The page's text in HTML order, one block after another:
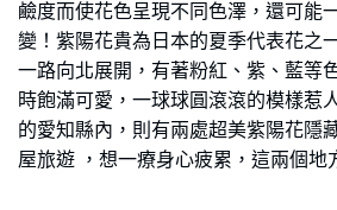
鹼度而使花色呈現不同色澤，還可能
變！紫陽花貴為日本的夏季代表花之
一路向北展開，有著粉紅、紫、藍等
時飽滿可愛，一球球圓滾滾的模樣惹
的愛知縣內，則有兩處超美紫陽花隱
屋旅遊 ，想一療身心疲累，這兩個地